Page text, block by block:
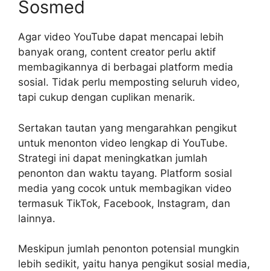
Sosmed
Agar video YouTube dapat mencapai lebih
banyak orang, content creator perlu aktif
membagikannya di berbagai platform media
sosial. Tidak perlu memposting seluruh video,
tapi cukup dengan cuplikan menarik.
Sertakan tautan yang mengarahkan pengikut
untuk menonton video lengkap di YouTube.
Strategi ini dapat meningkatkan jumlah
penonton dan waktu tayang. Platform sosial
media yang cocok untuk membagikan video
termasuk TikTok, Facebook, Instagram, dan
lainnya.
Meskipun jumlah penonton potensial mungkin
lebih sedikit, yaitu hanya pengikut sosial media,